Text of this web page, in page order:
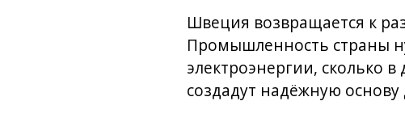
Швеция возвращается к
Промышленность страны
электроэнергии, сколько
создадут надёжную